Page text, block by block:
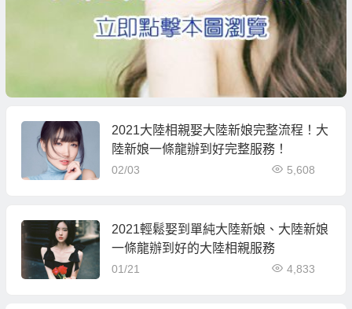
2021大陸相親娶大陸新娘完整流程！大
陸新娘一條龍辦到好完整服務！
02/03 5,608
2021輕鬆娶到單純大陸新娘、大陸新娘
一條龍辦到好的大陸相親服務
01/21 4,833